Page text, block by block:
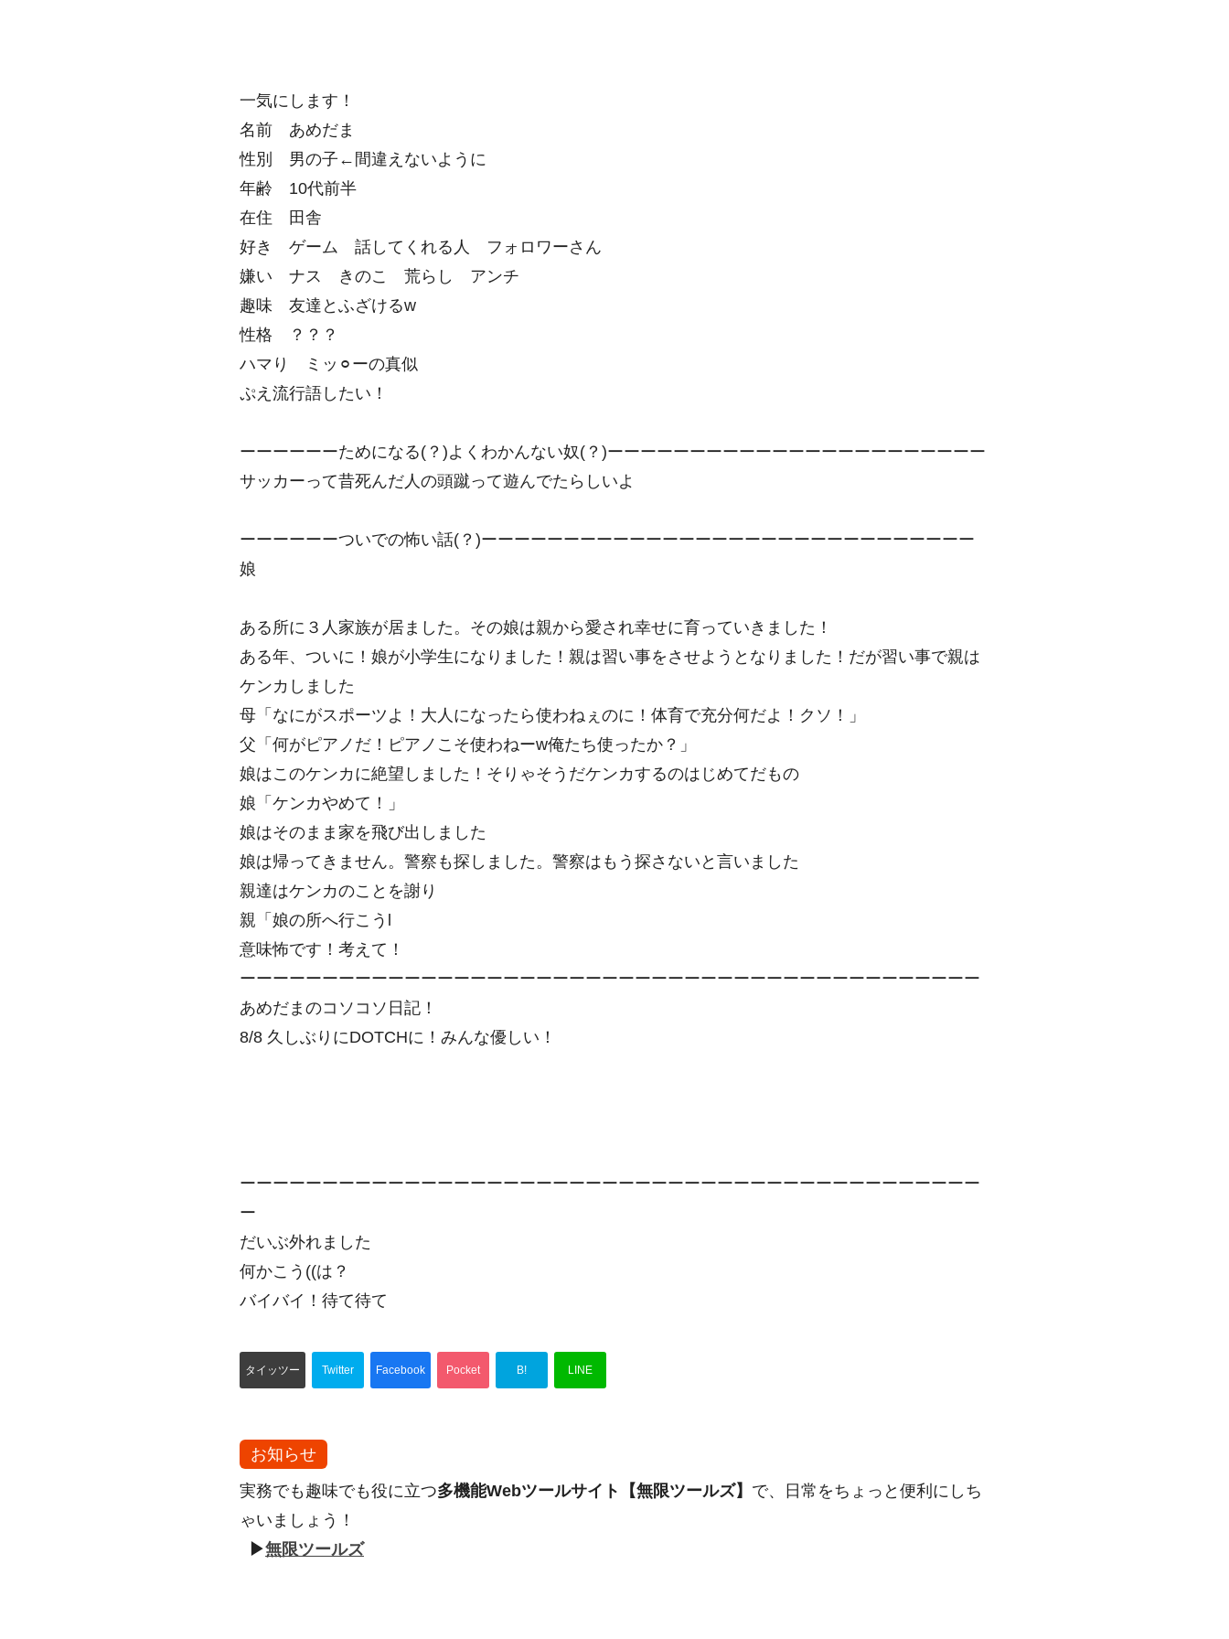
一気にします！
名前 あめだま
性別 男の子←間違えないように
年齢 10代前半
在住 田舎
好き ゲーム 話してくれる人 フォロワーさん
嫌い ナス きのこ 荒らし アンチ
趣味 友達とふざけるw
性格 ？？？
ハマり ミッ⚪︎ーの真似
ぷえ流行語したい！
ーーーーーーためになる(？)よくわかんない奴(？)ーーーーーーーーーーーーーーーーーーーーーーー
サッカーって昔死んだ人の頭蹴って遊んでたらしいよ
ーーーーーーついでの怖い話(？)ーーーーーーーーーーーーーーーーーーーーーーーーーーーーーー
娘
ある所に３人家族が居ました。その娘は親から愛され幸せに育っていきました！
ある年、ついに！娘が小学生になりました！親は習い事をさせようとなりました！だが習い事で親は
ケンカしました
母「なにがスポーツよ！大人になったら使わねぇのに！体育で充分何だよ！クソ！」
父「何がピアノだ！ピアノこそ使わねーw俺たち使ったか？」
娘はこのケンカに絶望しました！そりゃそうだケンカするのはじめてだもの
娘「ケンカやめて！」
娘はそのまま家を飛び出しました
娘は帰ってきません。警察も探しました。警察はもう探さないと言いました
親達はケンカのことを謝り
親「娘の所へ行こうl
意味怖です！考えて！
ーーーーーーーーーーーーーーーーーーーーーーーーーーーーーーーーーーーーーーーーーーーーー
あめだまのコソコソ日記！
8/8 久しぶりにDOTCHに！みんな優しい！
ーーーーーーーーーーーーーーーーーーーーーーーーーーーーーーーーーーーーーーーーーーーーー
ー
だいぶ外れました
何かこう((は？
バイバイ！待て待て
タイッツー Twitter Facebook Pocket B! LINE
お知らせ
実務でも趣味でも役に立つ多機能Webツールサイト【無限ツールズ】 で、日常をちょっと便利にしち
ゃいましょう！
▶無限ツールズ